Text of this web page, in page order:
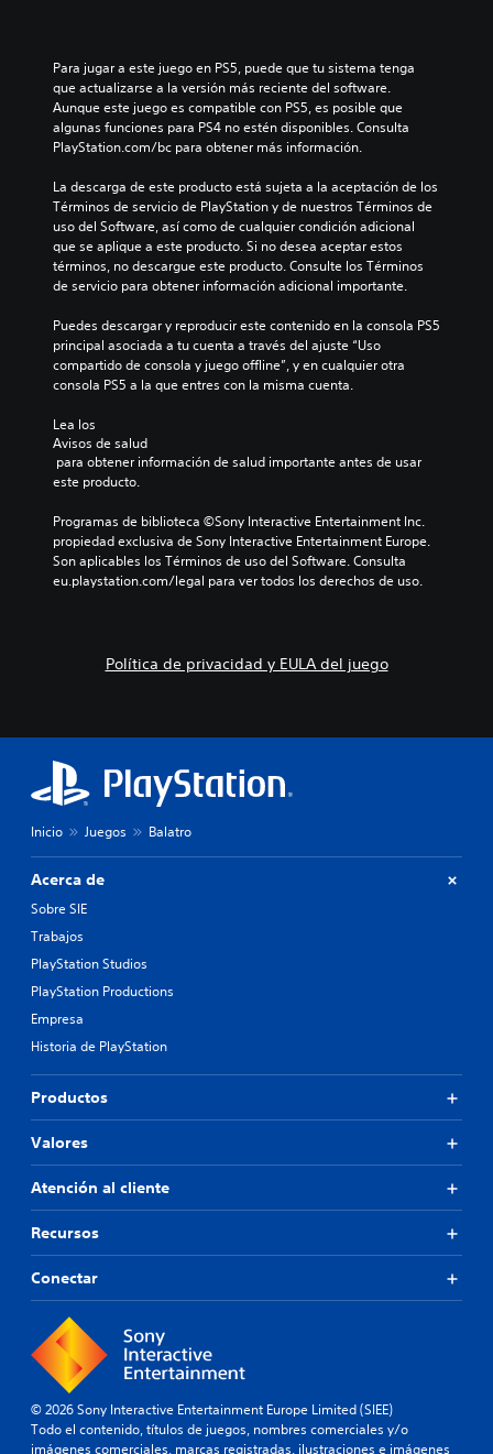
Para jugar a este juego en PS5, puede que tu sistema tenga
que actualizarse a la versión más reciente del software.
Aunque este juego es compatible con PS5, es posible que
algunas funciones para PS4 no estén disponibles. Consulta
PlayStation.com/bc para obtener más información.
La descarga de este producto está sujeta a la aceptación de los
Términos de servicio de PlayStation y de nuestros Términos de
uso del Software, así como de cualquier condición adicional
que se aplique a este producto. Si no desea aceptar estos
términos, no descargue este producto. Consulte los Términos
de servicio para obtener información adicional importante.
Puedes descargar y reproducir este contenido en la consola PS5
principal asociada a tu cuenta a través del ajuste “Uso
compartido de consola y juego offline”, y en cualquier otra
consola PS5 a la que entres con la misma cuenta.
Lea los
Avisos de salud
este producto.
Programas de biblioteca ©Sony Interactive Entertainment Inc.
propiedad exclusiva de Sony Interactive Entertainment Europe.
Son aplicables los Términos de uso del Software. Consulta
eu.playstation.com/legal para ver todos los derechos de uso.
Política de privacidad y EULA del juego
Inicio Juegos Balatro
Acerca de
Sobre SIE
Trabajos
PlayStation Studios
PlayStation Productions
Empresa
Historia de PlayStation
Productos
Valores
Atención al cliente
Recursos
Conectar
© 2026 Sony Interactive Entertainment Europe Limited (SIEE)
Todo el contenido, títulos de juegos, nombres comerciales y/o
imágenes comerciales, marcas registradas, ilustraciones e imágenes